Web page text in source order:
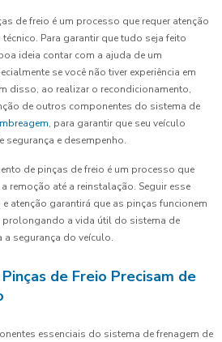
de freio é um processo que requer atenção
Para garantir que tudo seja feito
ideia contar com a ajuda de um
se você não tiver experiência em
disso, ao realizar o recondicionamento,
de outros componentes do sistema de
, para garantir que seu veículo
segurança e desempenho.
de pinças de freio é um processo que
remoção até a reinstalação. Seguir esse
atenção garantirá que as pinças funcionem
prolongando a vida útil do sistema de
segurança do veículo.
de Freio Precisam de
essenciais do sistema de frenagem de